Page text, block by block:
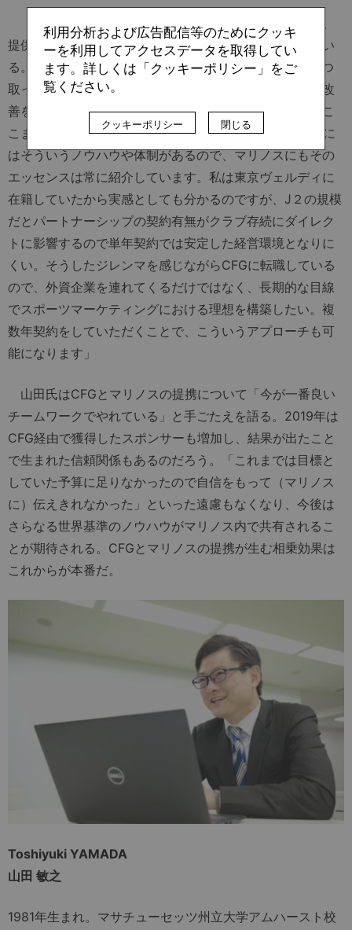
「パートナー企業に対しては定期的にレビューをして、
提供するメリットをブラッシュアップすることを行ってい
る。マンチェスター・シティではLED看板のデザイン１つ
取っても、パートナー企業のロゴサイズや文字数などの改
善を重ねて露出価値の最大化を図っています。日本ではこ
こまで実施しているクラブは少ないと思うのですがCFGに
はそういうノウハウや体制があるので、マリノスにもその
エッセンスは常に紹介しています。私は東京ヴェルディに
在籍していたから実感としても分かるのですが、J２の規模
だとパートナーシップの契約有無がクラブ存続にダイレク
トに影響するので単年契約では安定した経営環境となりに
くい。そうしたジレンマを感じながらCFGに転職している
ので、外資企業を連れてくるだけではなく、長期的な目線
でスポーツマーケティングにおける理想を構築したい。複
数年契約をしていただくことで、こういうアプローチも可
能になります」
山田氏はCFGとマリノスの提携について「今が一番良い
チームワークでやれている」と手ごたえを語る。2019年は
CFG経由で獲得したスポンサーも増加し、結果が出たこと
で生まれた信頼関係もあるのだろう。「これまでは目標と
していた予算に足りなかったので自信をもって（マリノス
に）伝えきれなかった」といった遠慮もなくなり、今後は
さらなる世界基準のノウハウがマリノス内で共有されるこ
とが期待される。CFGとマリノスの提携が生む相乗効果は
これからが本番だ。
Toshiyuki YAMADA
山田 敏之
1981年生まれ。マサチューセッツ州立大学アムハースト校
利用分析および広告配信等のためにクッキ
ーを利用してアクセスデータを取得してい
ます。詳しくは「クッキーポリシー」をご
覧ください。
クッキーポリシー 閉じる